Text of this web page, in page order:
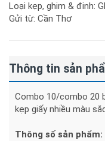
Loại kẹp, ghim & đinh:
Gửi từ: Cần Thơ
Thông tin sản
Combo 10/combo 20
kẹp giấy nhiều màu
Thông số sản phẩm: